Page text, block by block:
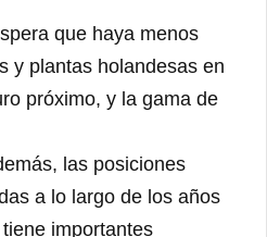
que haya menos
y plantas holandesas en
próximo, y la gama de
las posiciones
a lo largo de los años
importantes